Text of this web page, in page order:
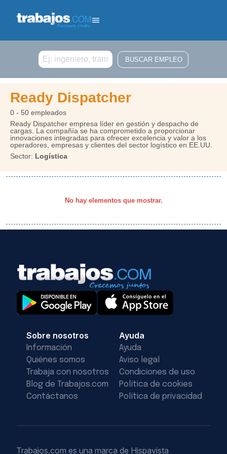
Buscar
Ready Dispatcher
0 - 50 empleados
Ready Dispatcher empresa líder en gestión y despacho de
cargas. La compañía se ha comprometido a proporcionar
innovaciones integradas para ofrecer excelencia y valor a los
operadores, empresas y clientes del sector logístico en EE.UU.
Sector: Logística
No hay elementos que mostrar.
Sobre nosotros
Información
Quiénes somos
Trabaja con nosotros
Blog de Trabajos.com
Contáctanos
Ayuda
Ayuda
Aviso legal
Condiciones de uso
Política de cookies
Política de privacidad
Trabajos.com es una marca de Hispavista